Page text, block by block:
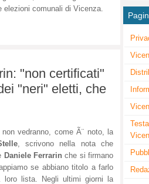
elezioni comunali di Vicenza.
"non certificati"
"neri" eletti, che
vedranno, come Ã¨ noto, la
, scrivono nella nota che
Daniele Ferrarin che si firmano
se abbiano titolo a farlo
loro lista. Negli ultimi giorni la